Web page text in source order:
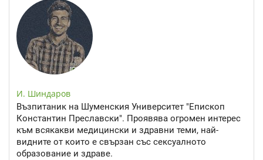
И. Шиндаров
Възпитаник на Шуменския Университет "Епископ
Константин Преславски". Проявява огромен интерес
към всякакви медицински и здравни теми, най-
видните от които е свързан със сексуалното
образование и здраве.